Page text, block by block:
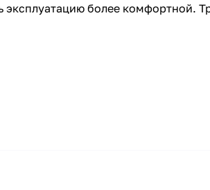
более комфортной.